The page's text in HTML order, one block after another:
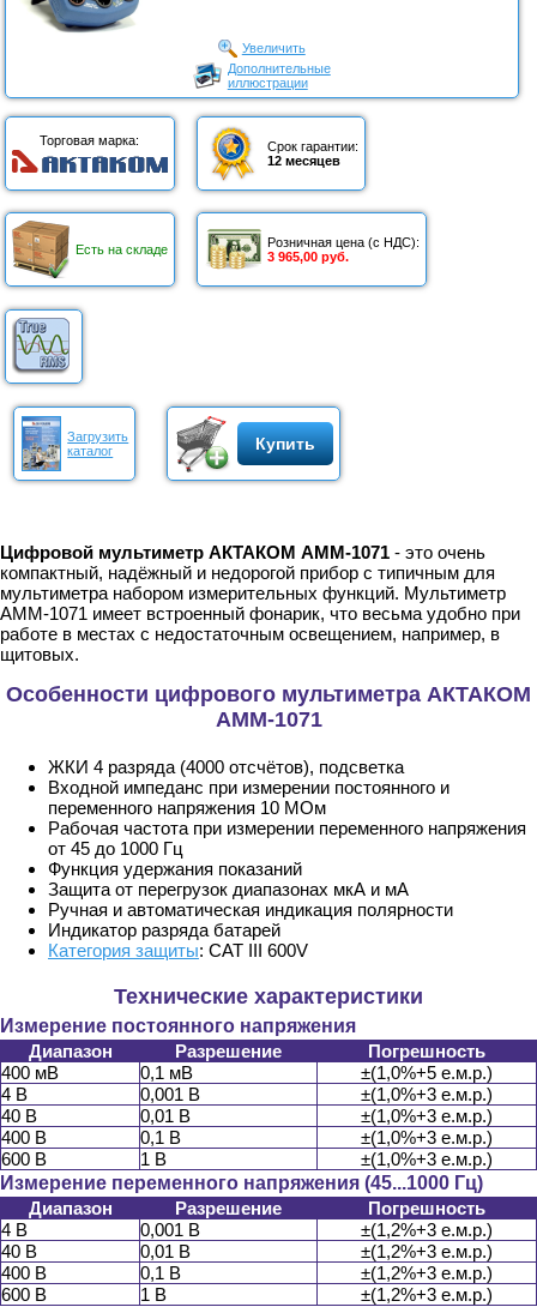
Увеличить
Дополнительные
иллюстрации
Торговая марка:
Срок гарантии:
12 месяцев
Есть на складе
Розничная цена (с НДС):
3 965,00 руб.
Загрузить
каталог
Купить
Цифровой мультиметр АКТАКОМ АММ-1071 - это очень
компактный, надёжный и недорогой прибор с типичным для
мультиметра набором измерительных функций. Мультиметр
АММ-1071 имеет встроенный фонарик, что весьма удобно при
работе в местах с недостаточным освещением, например, в
щитовых.
Особенности цифрового мультиметра АКТАКОМ
АММ-1071
ЖКИ 4 разряда (4000 отсчётов), подсветка
Входной импеданс при измерении постоянного и
переменного напряжения 10 МОм
Рабочая частота при измерении переменного напряжения
от 45 до 1000 Гц
Функция удержания показаний
Защита от перегрузок диапазонах мкА и мА
Ручная и автоматическая индикация полярности
Индикатор разряда батарей
Категория защиты: CAT III 600V
Технические характеристики
Измерение постоянного напряжения
Диапазон
Разрешение
Погрешность
400 мВ
0,1 мВ
±(1,0%+5 е.м.р.)
4 В
0,001 В
±(1,0%+3 е.м.р.)
40 В
0,01 В
±(1,0%+3 е.м.р.)
400 В
0,1 В
±(1,0%+3 е.м.р.)
600 В
1 В
±(1,0%+3 е.м.р.)
Измерение переменного напряжения (45...1000 Гц)
Диапазон
Разрешение
Погрешность
4 В
0,001 В
±(1,2%+3 е.м.р.)
40 В
0,01 В
±(1,2%+3 е.м.р.)
400 В
0,1 В
±(1,2%+3 е.м.р.)
600 В
1 В
±(1,2%+3 е.м.р.)